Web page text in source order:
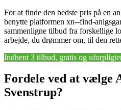
For at finde den bedste pris på en
benytte platformen xn--find-
sammenligne tilbud fra forskellige
arbejde, du drømmer om, til den
Indhent 3 tilbud, gratis og
Fordele ved at vælge
Svenstrup?